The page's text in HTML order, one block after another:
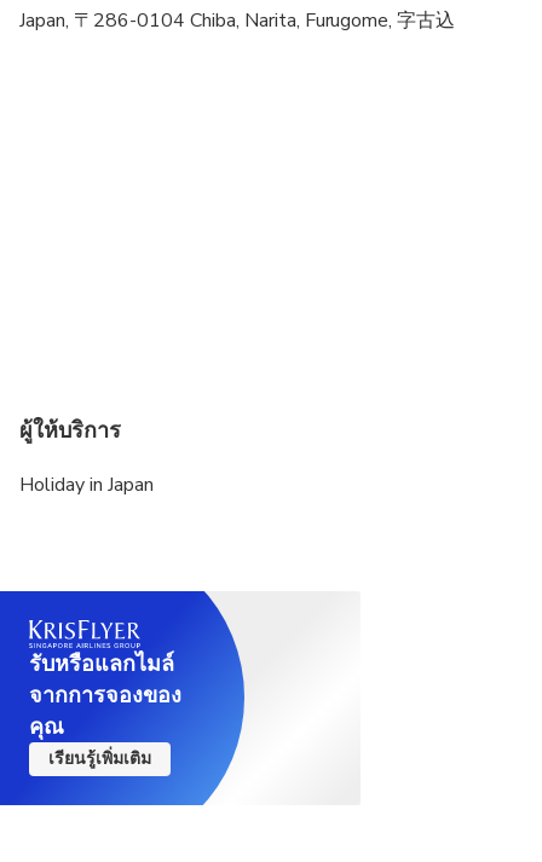
Transportation options are wheelchair accessible
Japan, 〒286-0104 Chiba, Narita, Furugome, 字古込
ผู้ให้บริการ
Holiday in Japan
รับหรือแลกไมล์
จากการจองของ
คุณ
เรียนรู้เพิ่มเติม